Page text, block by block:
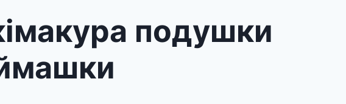
подушки